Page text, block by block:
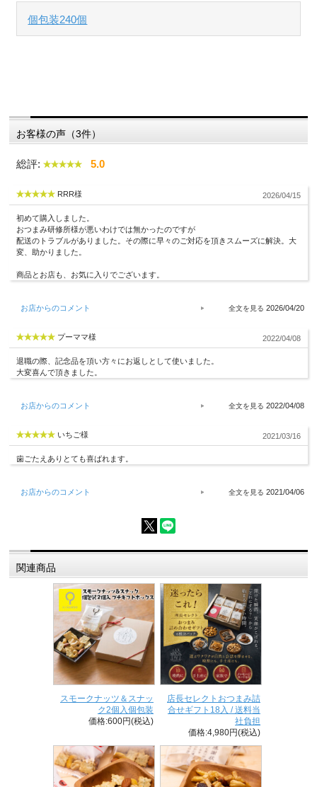
個包装240個
お客様の声（3件）
総評: 5.0
RRR様 2026/04/15
初めて購入しました。
おつまみ研修所様が悪いわけでは無かったのですが
配送のトラブルがありました。その際に早々のご対応を頂きスムーズに解決。大
変、助かりました。
商品とお店も、お気に入りでございます。
お店からのコメント 2026/04/20
プーママ様 2022/04/08
退職の際、記念品を頂い方々にお返しとして使いました。
大変喜んで頂きました。
お店からのコメント 2022/04/08
いちご様 2021/03/16
歯ごたえありとても喜ばれます。
お店からのコメント 2021/04/06
関連商品
スモークナッツ＆スナッ
ク2個入個包装
価格:600円(税込)
店長セレクトおつまみ詰
合せギフト18入 / 送料当
社負担
価格:4,980円(税込)